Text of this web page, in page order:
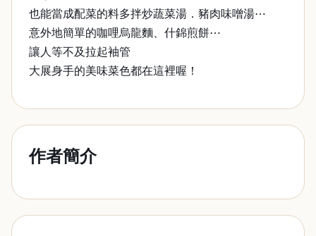
也能當成配菜的料多拌炒蔬菜湯．豬肉味噌湯⋯
意外地簡單的咖哩烏龍麵、什錦煎餅⋯
讓人等不及拉起袖管
大展身手的美味菜色都在這裡喔！
作者簡介